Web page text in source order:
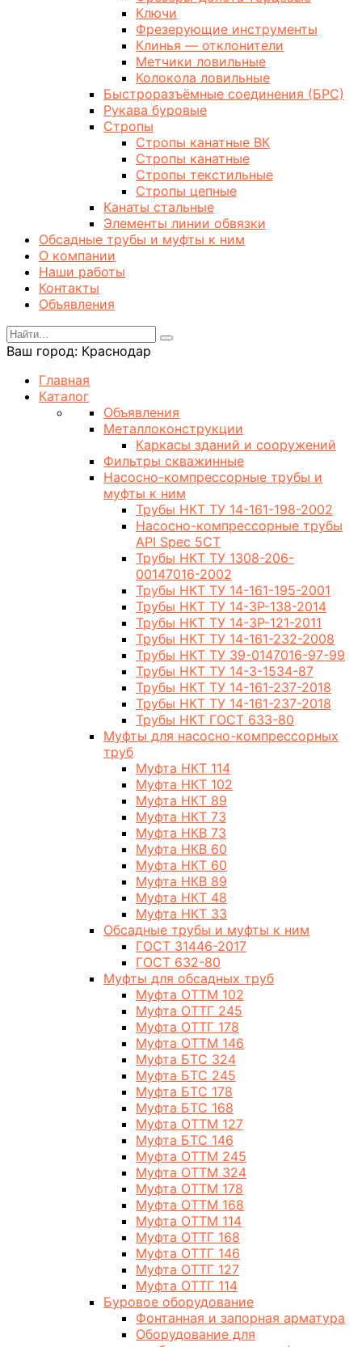
Ключи
Фрезерующие инструменты
Клинья — отклонители
Метчики ловильные
Колокола ловильные
Быстроразъёмные соединения (БРС)
Рукава буровые
Стропы
Стропы канатные ВК
Стропы канатные
Стропы текстильные
Стропы цепные
Канаты стальные
Элементы линии обвязки
Обсадные трубы и муфты к ним
О компании
Наши работы
Контакты
Объявления
Ваш город: Краснодар
Главная
Каталог
Объявления
Металлоконструкции
Каркасы зданий и сооружений
Фильтры скважинные
Насосно-компрессорные трубы и
муфты к ним
Трубы НКТ ТУ 14-161-198-2002
Насосно-компрессорные трубы
API Spec 5CT
Трубы НКТ ТУ 1308-206-
00147016-2002
Трубы НКТ ТУ 14-161-195-2001
Трубы НКТ ТУ 14-3Р-138-2014
Трубы НКТ ТУ 14-3Р-121-2011
Трубы НКТ ТУ 14-161-232-2008
Трубы НКТ ТУ 39-0147016-97-99
Трубы НКТ ТУ 14-3-1534-87
Трубы НКТ ТУ 14-161-237-2018
Трубы НКТ ТУ 14-161-237-2018
Трубы НКТ ГОСТ 633-80
Муфты для насосно-компрессорных
труб
Муфта НКТ 114
Муфта НКТ 102
Муфта НКТ 89
Муфта НКТ 73
Муфта НКВ 73
Муфта НКВ 60
Муфта НКТ 60
Муфта НКВ 89
Муфта НКТ 48
Муфта НКТ 33
Обсадные трубы и муфты к ним
ГОСТ 31446-2017
ГОСТ 632-80
Муфты для обсадных труб
Муфта ОТТМ 102
Муфта ОТТГ 245
Муфта ОТТГ 178
Муфта ОТТМ 146
Муфта БТС 324
Муфта БТС 245
Муфта БТС 178
Муфта БТС 168
Муфта ОТТМ 127
Муфта БТС 146
Муфта ОТТМ 245
Муфта ОТТМ 324
Муфта ОТТМ 178
Муфта ОТТМ 168
Муфта ОТТМ 114
Муфта ОТТГ 168
Муфта ОТТГ 146
Муфта ОТТГ 127
Муфта ОТТГ 114
Буровое оборудование
Фонтанная и запорная арматура
Оборудование для